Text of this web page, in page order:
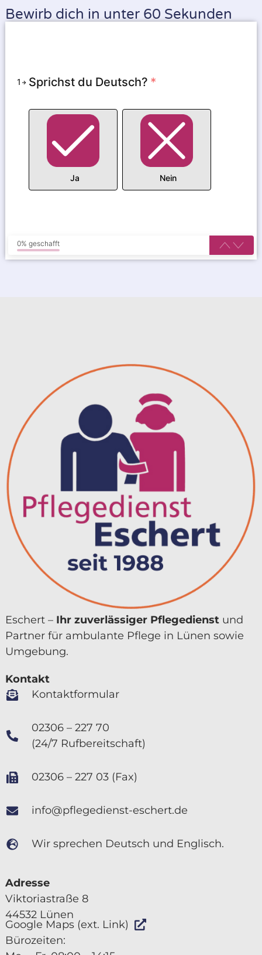
Bewirb dich in unter 60 Sekunden
1 Sprichst du Deutsch? *
Ja Nein
0% geschafft
Eschert – Ihr zuver­lässiger Pflegedienstund
Partner für ambulante Pflege in Lünen sowie
Umgebung.
Kontakt
Kontaktformular
02306 – 227 70
(24/7 Rufbereitschaft)
02306 – 227 03 (Fax)
info@pflegedienst-eschert.de
Wir sprechen Deutsch und Englisch.
Adresse
Viktoriastraße 8
44532 Lünen
Google Maps (ext. Link)
Bürozeiten: